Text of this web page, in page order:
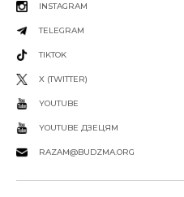
INSTAGRAM
TELEGRAM
TIKTOK
X (TWITTER)
YOUTUBE
YOUTUBE ДЗЕЦЯМ
RAZAM@BUDZMA.ORG